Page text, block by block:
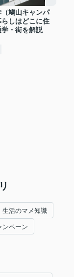
鳩山キャンパ
しはどこに住
・街を解説
生活のマメ知識
ンペーン